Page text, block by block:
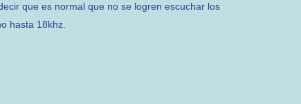
que es normal que no se logren escuchar los
hasta 18khz.